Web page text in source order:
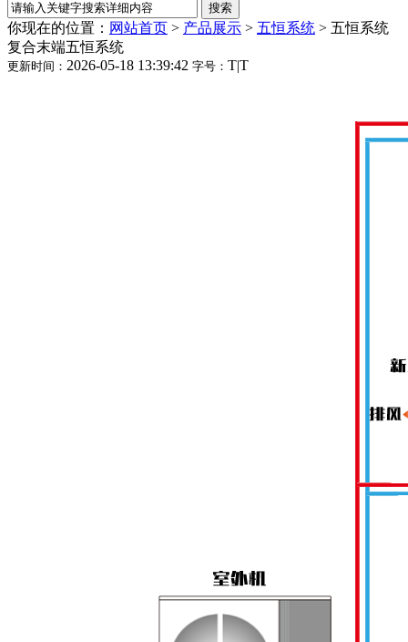
你现在的位置： 网站首页 > 产品展示 > 五恒系统 > 五恒系统
复合末端五恒系统
更新时间： 2026-05-18 13:39:42 字号： T|T